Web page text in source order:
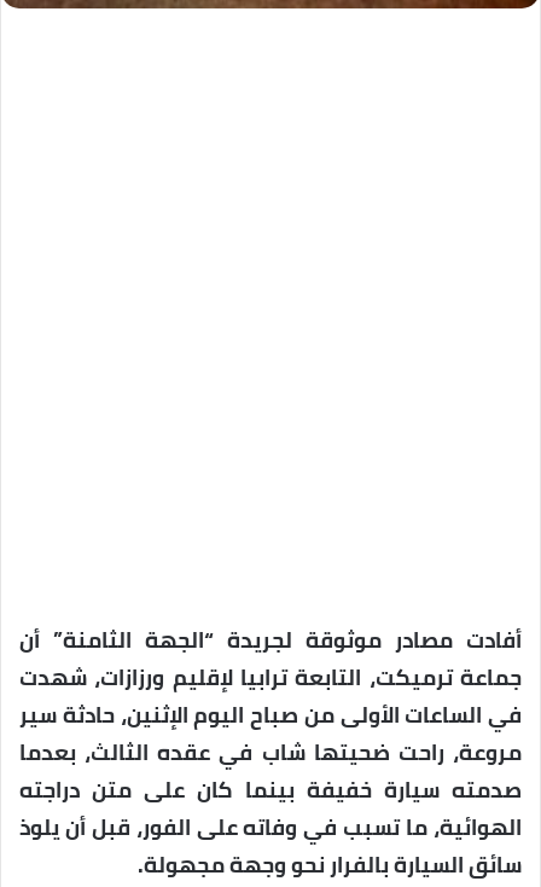
أفادت مصادر موثوقة لجريدة “الجهة الثامنة” أن
جماعة ترميكت، التابعة ترابيا لإقليم ورزازات، شهدت
في الساعات الأولى من صباح اليوم الإثنين، حادثة سير
مروعة، راحت ضحيتها شاب في عقده الثالث، بعدما
صدمته سيارة خفيفة بينما كان على متن دراجته
الهوائية، ما تسبب في وفاته على الفور، قبل أن يلوذ
سائق السيارة بالفرار نحو وجهة مجهولة.